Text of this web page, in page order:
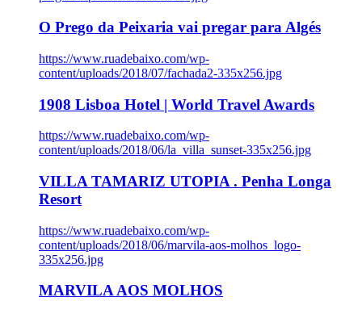
O Prego da Peixaria vai pregar para Algés
https://www.ruadebaixo.com/wp-
content/uploads/2018/07/fachada2-335x256.jpg
1908 Lisboa Hotel | World Travel Awards
https://www.ruadebaixo.com/wp-
content/uploads/2018/06/la_villa_sunset-335x256.jpg
VILLA TAMARIZ UTOPIA . Penha Longa
Resort
https://www.ruadebaixo.com/wp-
content/uploads/2018/06/marvila-aos-molhos_logo-
335x256.jpg
MARVILA AOS MOLHOS